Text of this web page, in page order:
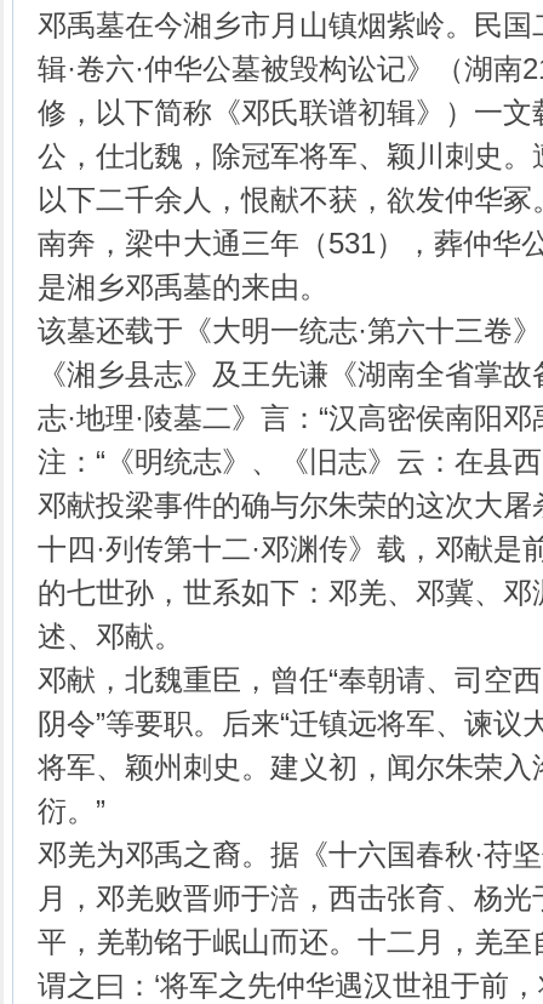
邓禹墓在今湘乡市月山镇烟紫岭。民
辑·卷六·仲华公墓被毁构讼记》（湖南
修，以下简称《邓氏联谱初辑》）一文
公，仕北魏，除冠军将军、颖川刺史
以下二千余人，恨献不获，欲发仲华
南奔，梁中大通三年（531），葬仲华
是湘乡邓禹墓的来由。
该墓还载于《大明一统志·第六十三卷
《湘乡县志》及王先谦《湖南全省掌
志·地理·陵墓二》言：“汉高密侯南阳
注：“《明统志》、《旧志》云：在县
邓献投梁事件的确与尔朱荣的这次大屠
十四·列传第十二·邓渊传》载，邓献是
的七世孙，世系如下：邓羌、邓冀、
述、邓献。
邓献，北魏重臣，曾任“奉朝请、司空
阴令”等要职。后来“迁镇远将军、谏议
将军、颖州刺史。建义初，闻尔朱荣
衍。”
邓羌为邓禹之裔。据《十六国春秋·苻
月，邓羌败晋师于涪，西击张育、杨
平，羌勒铭于岷山而还。十二月，羌
谓之曰：‘将军之先仲华遇汉世祖于前